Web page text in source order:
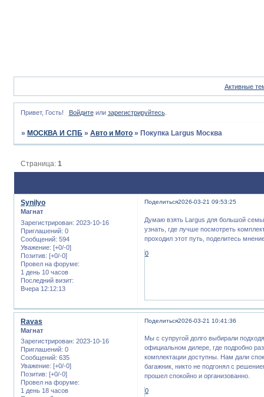
Активные
Привет, Гость! Войдитеили зарегистрируйтесь.
» МОСКВА И СПБ »Авто и Мото » Покупка Largus Москва
Страница:1
Поделиться2026-03-21 09:53:25
Synilyo
Магнат
Зарегистрирован: 2023-10-16
Приглашений: 0
Сообщений: 594
Уважение: [+0/-0]
Позитив: [+0/-0]
Провел на форуме:
1 день 10 часов
Последний визит:
Вчера 12:12:13
Думаю взять Largus для большой
узнать, где лучше посмотреть
проходил этот путь, поделитесь
0
Поделиться2026-03-21 10:41:36
Ravas
Магнат
Зарегистрирован: 2023-10-16
Приглашений: 0
Сообщений: 635
Уважение: [+0/-0]
Позитив: [+0/-0]
Провел на форуме:
1 день 18 часов
Мы с супругой долго выбирали
официальном дилере, где подробно
комплектации доступны. Нам дали
багажник, никто не подгонял с
прошел спокойно и организованно.
0